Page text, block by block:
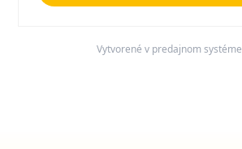
Vytvorené v predajnom systéme